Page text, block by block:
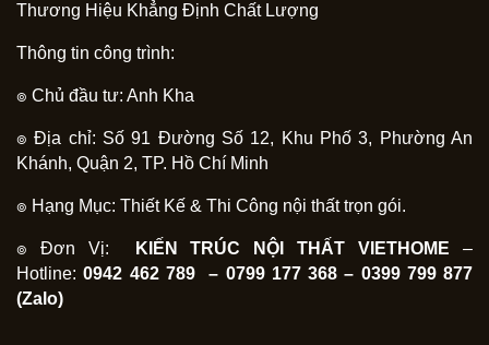
Thương Hiệu Khẳng Định Chất Lượng
Thông tin công trình:
๏ Chủ đầu tư: Anh Kha
๏ Địa chỉ: Số 91 Đường Số 12, Khu Phố 3, Phường An
Khánh, Quận 2, TP. Hồ Chí Minh
๏ Hạng Mục: Thiết Kế & Thi Công nội thất trọn gói.
๏ Đơn Vị: KIẾN TRÚC NỘI THẤT VIETHOME –
Hotline:0942 462 789 – 0799 177 368 – 0399 799 877
(Zalo)